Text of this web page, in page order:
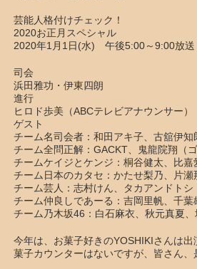
芸能人格付けチェック！
2020お正月スペシャル
2020年1月1日(水) 午後5:00～9:00放送
司会
浜田雅功・伊東四朗
進行
ヒロド歩美（ABCテレビアナウンサー）
ゲスト
チーム名司会者：和田アキ子、古舘伊知
チーム全問正解：GACKT、鬼龍院翔（
チームケイジとケンジ：桐谷健太、比嘉
チーム日本のカタセ：かたせ梨乃、片瀬
チーム芸人：志村けん、タカアンドトシ
チーム仲良しであーる：吉岡里帆、千葉
チーム乃木坂46：白石麻衣、秋元真夏
今年は、お菓子好きのYOSHIKIさんは
菓子カウンターはないですが、皆さん、